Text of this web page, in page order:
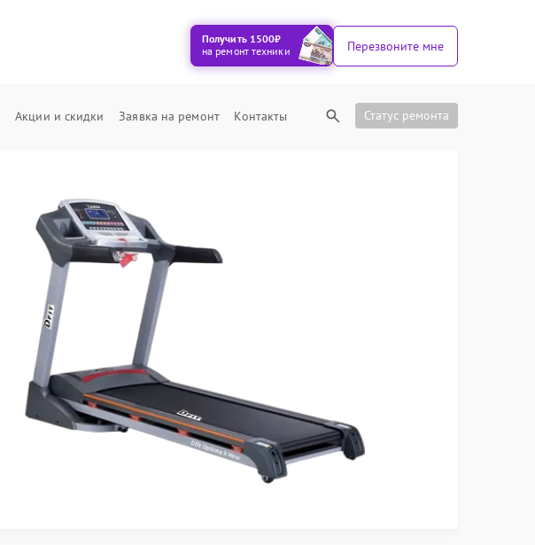
Получить 1500₽
на ремонт техники
Перезвоните мне
Акции и скидки Заявка на ремонт Контакты Статус ремонта